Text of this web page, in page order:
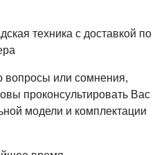
техника с доставкой по
вопросы или сомнения,
проконсультировать Вас
модели и комплектации